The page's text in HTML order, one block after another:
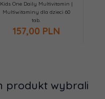
Kids One Daily Multivitamin |
Multiwitaminy dla dzieci 60
tab.
157,00 PLN
produkt wybrali